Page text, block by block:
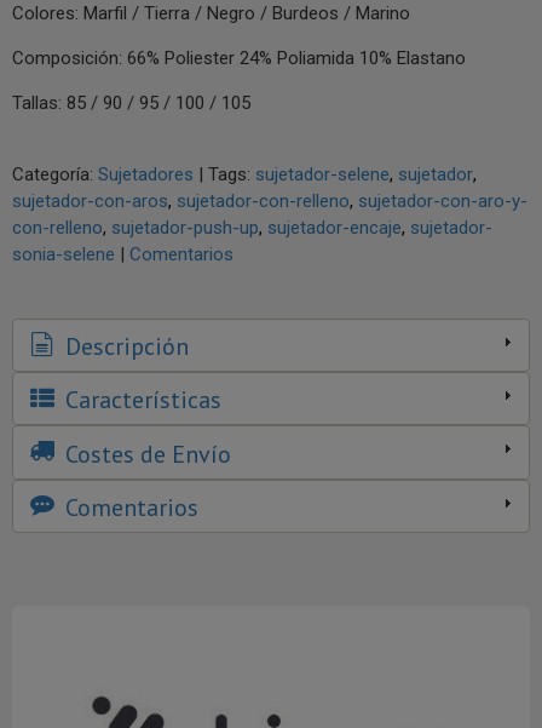
Colores: Marfil / Tierra / Negro / Burdeos / Marino
Composición: 66% Poliester 24% Poliamida 10% Elastano
Tallas: 85 / 90 / 95 / 100 / 105
Categoría: Sujetadores | Tags: sujetador-selene sujetador
sujetador-con-aros sujetador-con-relleno sujetador-con-aro-y-
con-relleno sujetador-push-up sujetador-encaje sujetador-
sonia-selene | Comentarios
Descripción
Características
Costes de Envío
Comentarios